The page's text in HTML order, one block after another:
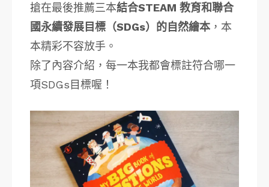
搶在最後推薦三本結合STEAM 教育和聯合
國永續發展目標（SDGs）的自然繪本 ，本
本精彩不容放手。
除了內容介紹，每一本我都會標註符合哪一
項SDGs目標喔！